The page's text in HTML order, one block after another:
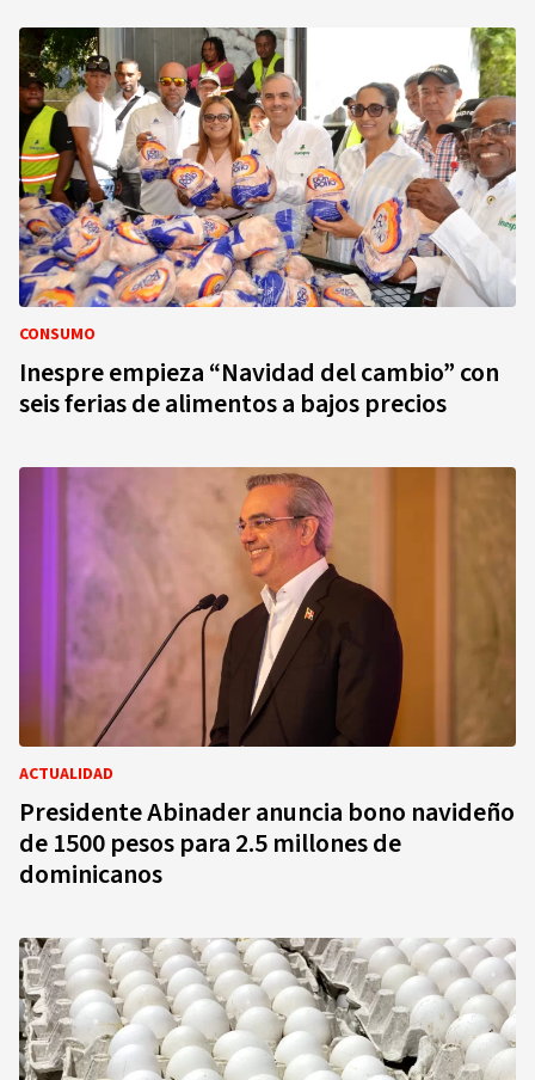
CONSUMO
Inespre empieza “Navidad del cambio” con
seis ferias de alimentos a bajos precios
ACTUALIDAD
Presidente Abinader anuncia bono navideño
de 1500 pesos para 2.5 millones de
dominicanos